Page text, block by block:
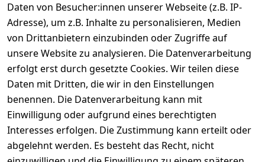
Durchschnittliche Bewertung
0
Basierend auf 0 Bewertung(en)
Bewertung abgeben
5
( 0 )
4
( 0 )
3
( 0 )
2
( 0 )
1
( 0 )
Daten von Besucher:innen unserer Webseite (z.B. IP-
Adresse), um z.B. Inhalte zu personalisieren, Medien
von Drittanbietern einzubinden oder Zugriffe auf
unsere Website zu analysieren. Die Datenverarbeitung
erfolgt erst durch gesetzte Cookies. Wir teilen diese
Daten mit Dritten, die wir in den Einstellungen
benennen. Die Datenverarbeitung kann mit
Einwilligung oder aufgrund eines berechtigten
Interesses erfolgen. Die Zustimmung kann erteilt oder
abgelehnt werden. Es besteht das Recht, nicht